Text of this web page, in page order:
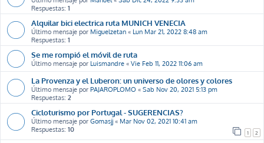
Respuestas: 1
Alquilar bici electrica ruta MUNICH VENECIA
Último mensaje por Miguelzetan « Lun Mar 21, 2022 8:48 am
Respuestas: 1
Se me rompió el móvil de ruta
Último mensaje por Luismandre « Vie Feb 11, 2022 11:06 am
La Provenza y el Luberon: un universo de olores y colores
Último mensaje por PAJAROPLOMO « Sab Nov 20, 2021 5:13 pm
Respuestas: 2
Cicloturismo por Portugal - SUGERENCIAS?
Último mensaje por Gomasjj « Mar Nov 02, 2021 10:41 am
Respuestas: 10 1 2